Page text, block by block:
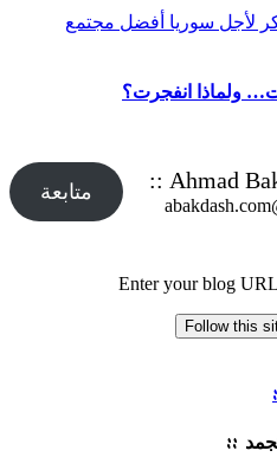
لأجل سوريا أفضل مجتمع
ولماذا انفجرت؟
متابعة
Enter your blog
Follow this
::